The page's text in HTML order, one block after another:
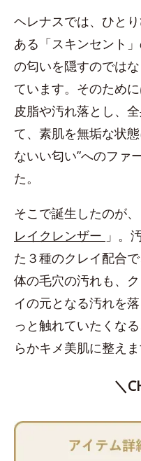
ヘレナスでは、ひと
ある「スキンセント
の匂いを隠すのでは
ています。そのため
皮脂や汚れ落とし、
て、素肌を無垢な状
ないい匂い”へのファ
た。
そこで誕生したのが
レイクレンザー 」。
た３種のクレイ配合
体の毛穴の汚れも、
イの元となる汚れを
っと触れていたくな
らかキメ美肌に整えま
＼